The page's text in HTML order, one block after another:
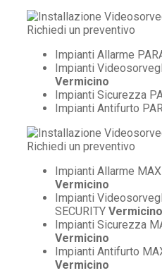
Impianti Allarme
Impianti
Vermicino
Impianti Sicurezza
Impianti Antifurto
Impianti Allarme
Vermicino
Impianti
SECURITY Vermicino
Impianti Sicurezza
Vermicino
Impianti Antifurto
Vermicino